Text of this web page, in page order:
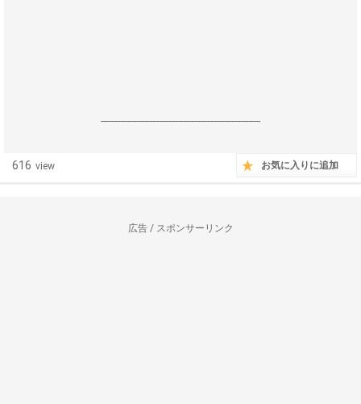
------------------------------------------------------------------
616 view お気に入りに追加
広告 / スポンサーリンク